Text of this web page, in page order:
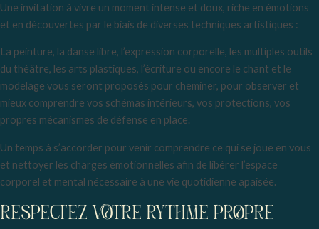
Une invitation à vivre un moment intense et doux, riche en émotions
et en découvertes par le biais de diverses techniques artistiques :
La peinture, la danse libre, l’expression corporelle, les multiples outils
du théâtre, les arts plastiques, l’écriture ou encore le chant et le
modelage vous seront proposés pour cheminer, pour observer et
mieux comprendre vos schémas intérieurs, vos protections, vos
propres mécanismes de défense en place.
Un temps à s’accorder pour venir comprendre ce qui se joue en vous
et nettoyer les charges émotionnelles afin de libérer l’espace
corporel et mental nécessaire à une vie quotidienne apaisée.
RESPECTEZ VOTRE RYTHME PROPRE